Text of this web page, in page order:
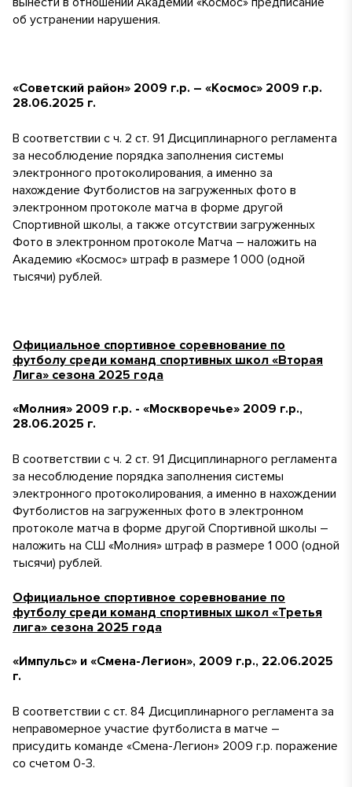
об устранении нарушения.
«Советский район» 2009 г.р. – «Космос» 2009 г.р.
28.06.2025 г.
В соответствии с ч. 2 ст. 91 Дисциплинарного регламента
за несоблюдение порядка заполнения системы
электронного протоколирования, а именно за
нахождение Футболистов на загруженных фото в
электронном протоколе матча в форме другой
Спортивной школы, а также отсутствии загруженных
Фото в электронном протоколе Матча – наложить на
Академию «Космос» штраф в размере 1 000 (одной
тысячи) рублей.
Официальное спортивное соревнование по
футболу среди команд спортивных школ «Вторая
Лига» сезона 2025 года
«Молния» 2009 г.р. - «Москворечье» 2009 г.р.,
28.06.2025 г.
В соответствии с ч. 2 ст. 91 Дисциплинарного регламента
за несоблюдение порядка заполнения системы
электронного протоколирования, а именно в нахождении
Футболистов на загруженных фото в электронном
протоколе матча в форме другой Спортивной школы –
наложить на СШ «Молния» штраф в размере 1 000 (одной
тысячи) рублей.
Официальное спортивное соревнование по
футболу среди команд спортивных школ «Третья
лига» сезона 2025 года
«Импульс» и «Смена-Легион», 2009 г.р., 22.06.2025
г.
В соответствии с ст. 84 Дисциплинарного регламента за
неправомерное участие футболиста в матче –
присудить команде «Смена-Легион» 2009 г.р. поражение
со счетом 0-3.